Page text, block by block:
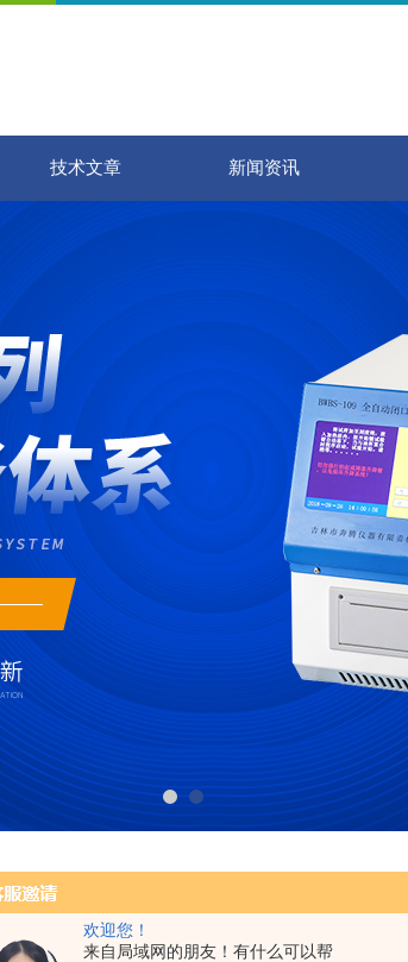
欢迎您！
来自局域网的朋友！有什么可以帮
技术文章 新闻资讯
首页> > 吉林奔腾与西南石油大学建立了合